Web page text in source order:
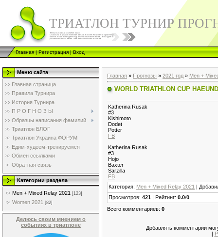
ТРИАТЛОН ТУРНИР
Главная|Регистрация|Вход
Меню сайта
Главная страница
Правила Турнира
История Турнира
П Р О Г Н О З Ы
Образцы написания фамилий
Триатлон БЛОГ
Триатлон Украина ФОРУМ
Едим-худеем-тренируемся
Обмен ссылками
Обратная связь
Категории раздела
Men + Mixed Relay 2021 [123]
Women 2021 [82]
Делюсь своим мнением о
событиях в триатлоне
Главная » Прогнозы » 2021 год » Men +
WORLD TRIATHLON CUP
Katherina Rusak
#3
Kishimoto
Dodet
Potter
FB
Katherina Rusak
#3
Hojo
Baxter
Sarzilla
FB
Категория: Men + Mixed Relay 2021 |
Просмотров: 421 | Рейтинг: 0.0/0
Всего комментариев: 0
Добавлять комментарии
[